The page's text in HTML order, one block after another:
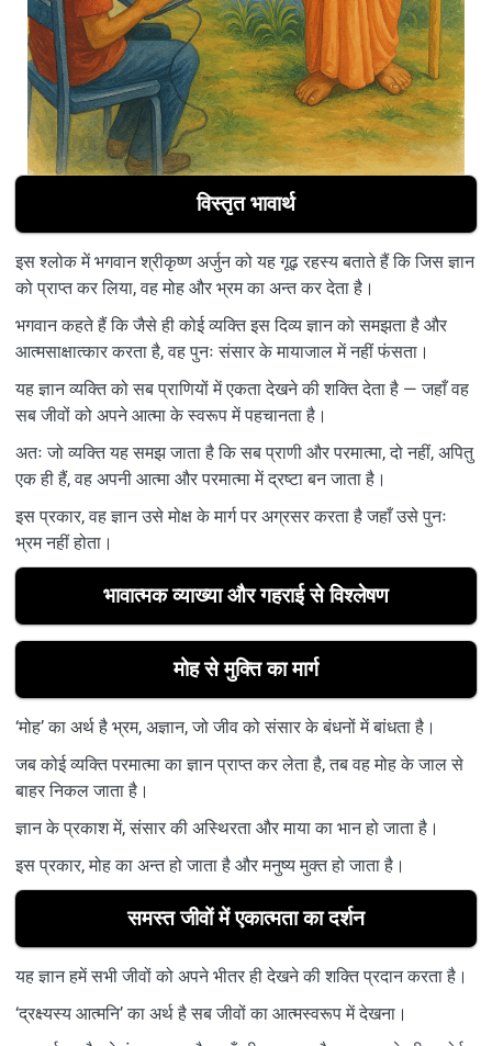
विस्तृत भावार्थ
इस श्लोक में भगवान श्रीकृष्ण अर्जुन को यह गूढ़ रहस्य बताते हैं कि जिस ज्ञान
को प्राप्त कर लिया, वह मोह और भ्रम का अन्त कर देता है।
भगवान कहते हैं कि जैसे ही कोई व्यक्ति इस दिव्य ज्ञान को समझता है और
आत्मसाक्षात्कार करता है, वह पुनः संसार के मायाजाल में नहीं फंसता।
यह ज्ञान व्यक्ति को सब प्राणियों में एकता देखने की शक्ति देता है — जहाँ वह
सब जीवों को अपने आत्मा के स्वरूप में पहचानता है।
अतः जो व्यक्ति यह समझ जाता है कि सब प्राणी और परमात्मा, दो नहीं, अपितु
एक ही हैं, वह अपनी आत्मा और परमात्मा में द्रष्टा बन जाता है।
इस प्रकार, वह ज्ञान उसे मोक्ष के मार्ग पर अग्रसर करता है जहाँ उसे पुनः
भ्रम नहीं होता।
भावात्मक व्याख्या और गहराई से विश्लेषण
मोह से मुक्ति का मार्ग
‘मोह’ का अर्थ है भ्रम, अज्ञान, जो जीव को संसार के बंधनों में बांधता है।
जब कोई व्यक्ति परमात्मा का ज्ञान प्राप्त कर लेता है, तब वह मोह के जाल से
बाहर निकल जाता है।
ज्ञान के प्रकाश में, संसार की अस्थिरता और माया का भान हो जाता है।
इस प्रकार, मोह का अन्त हो जाता है और मनुष्य मुक्त हो जाता है।
समस्त जीवों में एकात्मता का दर्शन
यह ज्ञान हमें सभी जीवों को अपने भीतर ही देखने की शक्ति प्रदान करता है।
‘द्रक्ष्यस्य आत्मनि’ का अर्थ है सब जीवों का आत्मस्वरूप में देखना।